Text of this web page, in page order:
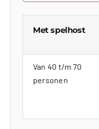
Met spelhost
Van 40 t/m 70
personen